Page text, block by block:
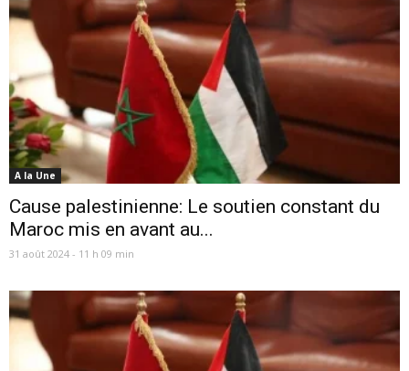
A la Une
Cause palestinienne: Le soutien constant du
Maroc mis en avant au...
31 août 2024 - 11 h 09 min